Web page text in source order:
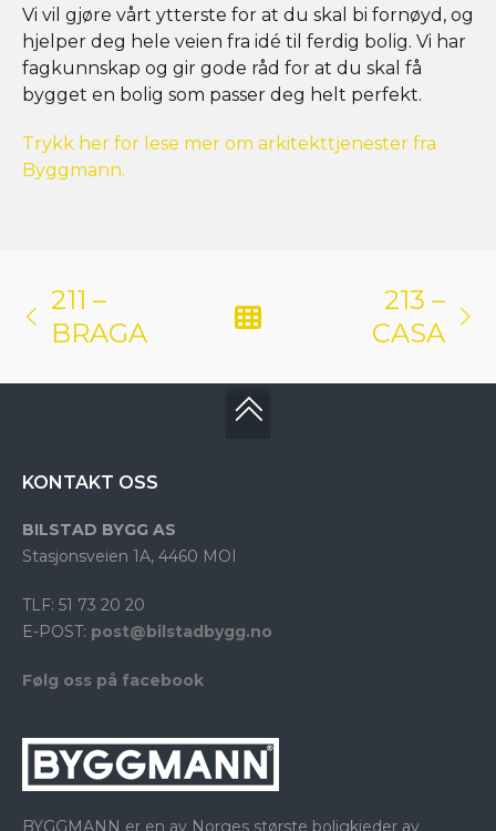
Vi vil gjøre vårt ytterste for at du skal bi fornøyd, og
hjelper deg hele veien fra idé til ferdig bolig. Vi har
fagkunnskap og gir gode råd for at du skal få
bygget en bolig som passer deg helt perfekt.
Trykk her for lese mer om arkitekttjenester fra
Byggmann.
211 –
BRAGA
213 –
CASA
KONTAKT OSS
BILSTAD BYGG AS
Stasjonsveien 1A, 4460 MOI
TLF: 51 73 20 20
E-POST: post@bilstadbygg.no
Følg oss på facebook
BYGGMANN er en av Norges største boligkjeder av